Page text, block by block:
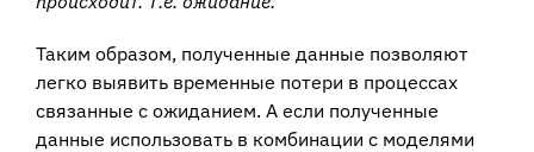
Таким образом, полученные данные позволяют
легко выявить временные потери в процессах
связанные с ожиданием. А если полученные
данные использовать в комбинации с моделями